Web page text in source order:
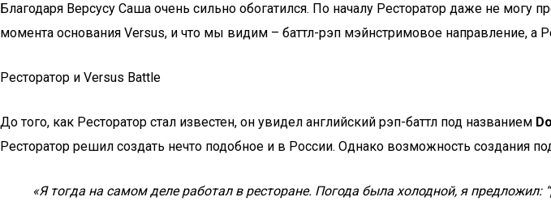
Благодаря Версусу Саша очень сильно обогатился. По началу Ресторатор даже не могу
момента основания Versus, и что мы видим – баттл-рэп мэйнстримовое направление, а
Ресторатор и Versus Battle
До того, как Ресторатор стал известен, он увидел английский рэп-баттл под названием
Ресторатор решил создать нечто подобное и в России. Однако возможность создания
«Я тогда на самом деле работал в ресторане. Погода была холодной, я